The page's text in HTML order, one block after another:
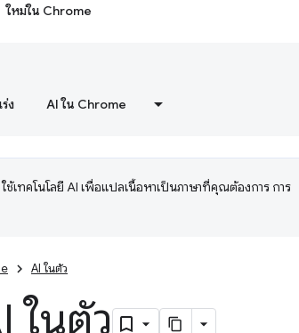
ใหม่ใน Chrome
ง AI ใน Chrome
ช้เทคโนโลยี AI เพื่อแปลเนื้อหาเป็นภาษาที่คุณต้องการ การ
AI ในตัว
ในตัว